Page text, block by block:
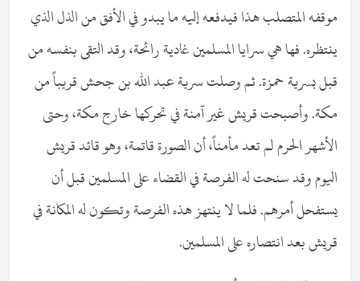
موقفه المتصلب هذا فيدفعه إليه ما يبدو في الأفق من الذل الذي
ينتظره. فها هي سرايا المسلمين غادية رائحة، وقد التقى بنفسه من
قبل بسرية حمزة. ثم وصلت سرية عبد الله بن جحش قريباً من
مكة. وأصبحت قريش غير آمنة في تحركها خارج مكة، وحتى
الأشهر الحرم لم تعد مأمناً، أن الصورة قاتمة، وهو قائد قريش
اليوم وقد سنحت له الفرصة في القضاء على المسلمين قبل أن
يستفحل أمرهم. فلما لا ينتهز هذه الفرصة وتكون له المكانة في
قريش بعد انتصاره على المسلمين.